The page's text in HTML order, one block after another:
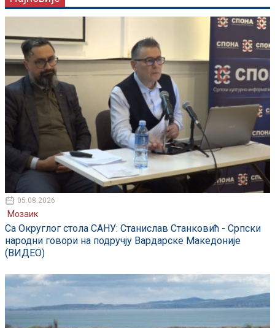
05.08.2026
Мозаик
Са Округлог стола САНУ: Станислав Станковић - Српски
народни говори на подручју Вардарске Македоније
(ВИДЕО)